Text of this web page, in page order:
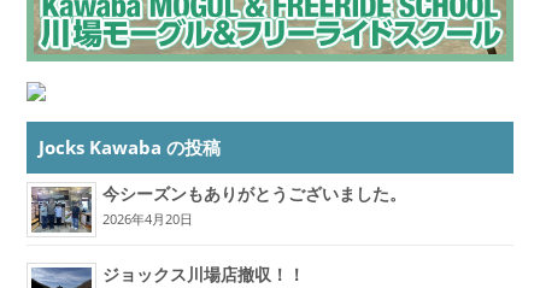
Jocks Kawaba の投稿
今シーズンもありがとうございました。
2026年4月20日
ジョックス川場店撤収！！